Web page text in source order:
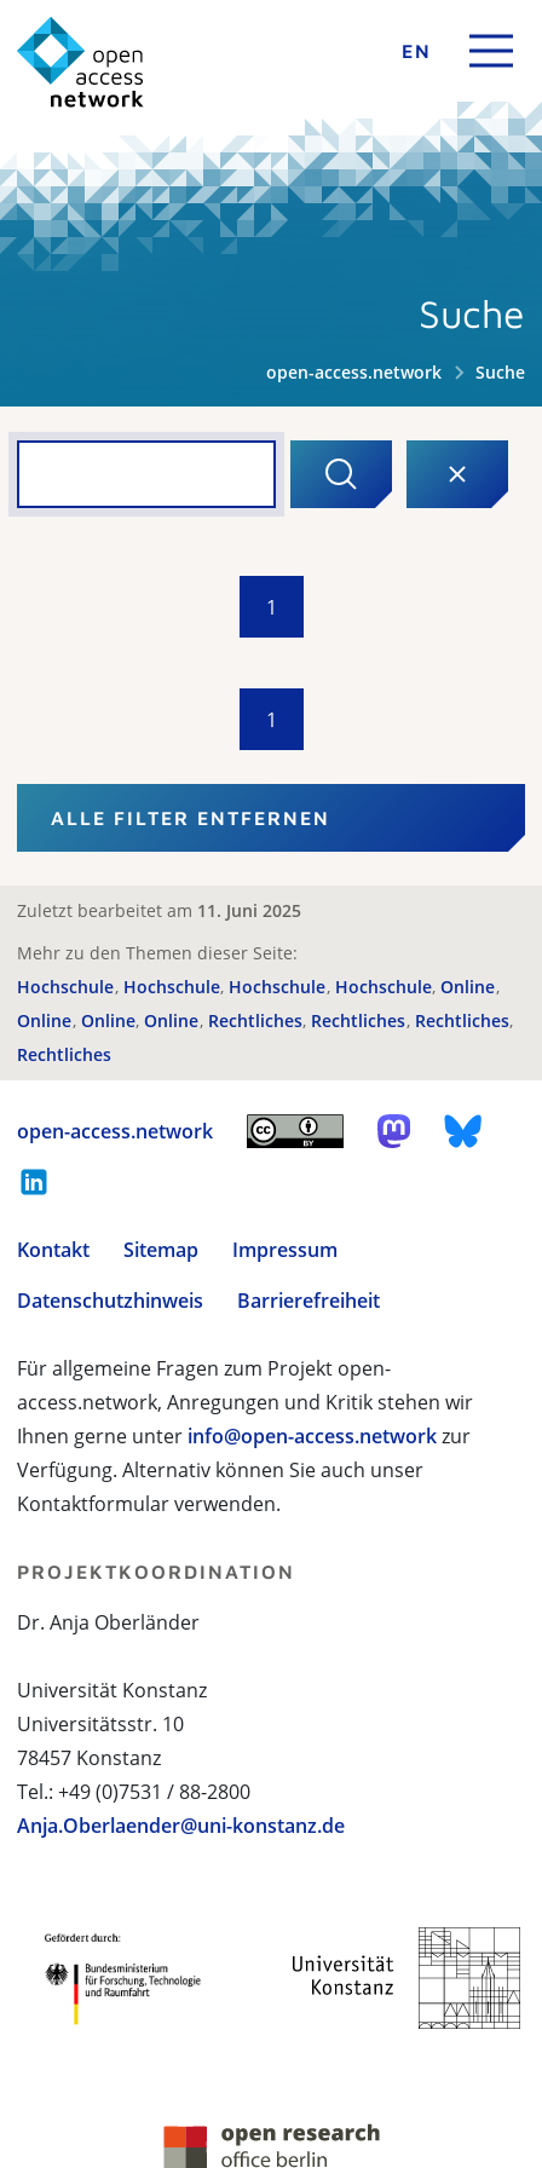
EN
Suche
open-access.network Suche
1
1
ALLE FILTER ENTFERNEN
Zuletzt bearbeitet am 11. Juni 2025
Mehr zu den Themen dieser Seite:
Hochschule Hochschule Hochschule Hochschule Online
Online Online Online Rechtliches Rechtliches Rechtliches
Rechtliches
open-access.network
Kontakt Sitemap
Impressum
Datenschutzhinweis
Barrierefreiheit
Für allgemeine Fragen zum Projekt open-
access.network, Anregungen und Kritik stehen wir
Ihnen gerne unter info@open-access.networkzur
Verfügung. Alternativ können Sie auch unser
Kontaktformular verwenden.
PROJEKTKOORDINATION
Dr. Anja Oberländer
Universität Konstanz
Universitätsstr. 10
78457 Konstanz
Tel.: +49 (0)7531 / 88-2800
Anja.Oberlaender@uni-konstanz.de